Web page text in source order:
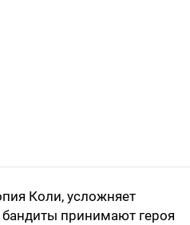
Коли, усложняет
принимают героя